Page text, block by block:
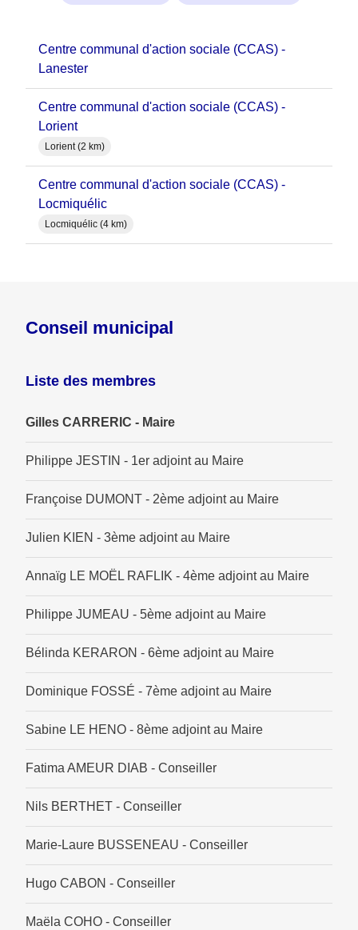
Centre communal d'action sociale (CCAS) -
Lanester
Centre communal d'action sociale (CCAS) -
Lorient
Lorient (2 km)
Centre communal d'action sociale (CCAS) -
Locmiquélic
Locmiquélic (4 km)
Conseil municipal
Liste des membres
Gilles CARRERIC - Maire
Philippe JESTIN - 1er adjoint au Maire
Françoise DUMONT - 2ème adjoint au Maire
Julien KIEN - 3ème adjoint au Maire
Annaïg LE MOËL RAFLIK - 4ème adjoint au Maire
Philippe JUMEAU - 5ème adjoint au Maire
Bélinda KERARON - 6ème adjoint au Maire
Dominique FOSSÉ - 7ème adjoint au Maire
Sabine LE HENO - 8ème adjoint au Maire
Fatima AMEUR DIAB - Conseiller
Nils BERTHET - Conseiller
Marie-Laure BUSSENEAU - Conseiller
Hugo CABON - Conseiller
Maëla COHO - Conseiller